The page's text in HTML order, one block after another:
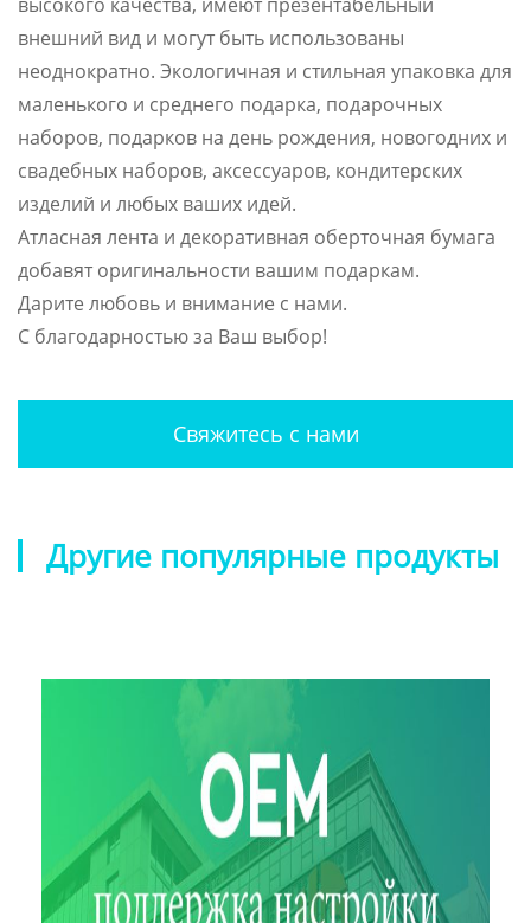
внешний вид и могут быть использованы
неоднократно. Экологичная и стильная упаковка для
маленького и среднего подарка, подарочных
наборов, подарков на день рождения, новогодних и
свадебных наборов, аксессуаров, кондитерских
изделий и любых ваших идей.
Атласная лента и декоративная оберточная бумага
добавят оригинальности вашим подаркам.
Дарите любовь и внимание с нами.
С благодарностью за Ваш выбор!
Свяжитесь с нами
Другие популярные продукты